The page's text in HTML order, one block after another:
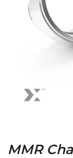
MMR